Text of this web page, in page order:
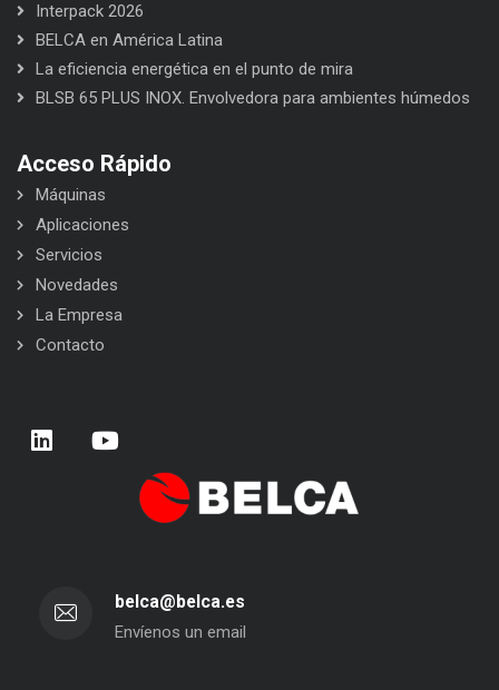
Interpack 2026
BELCA en América Latina
La eficiencia energética en el punto de mira
BLSB 65 PLUS INOX. Envolvedora para ambientes húmedos
Acceso Rápido
Máquinas
Aplicaciones
Servicios
Novedades
La Empresa
Contacto
belca@belca.es
Envíenos un email